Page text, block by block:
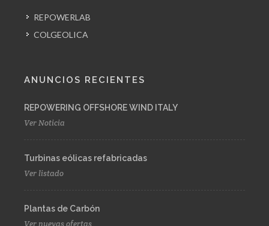
REPOWERLAB
COLGEOLICA
ANUNCIOS RECIENTES
REPOWERING OFFSHORE WIND ITALY
Ver Noticia
Turbinas eólicas refabricadas
Ver listado
Plantas de Carbón
Ver nuevas ofertas